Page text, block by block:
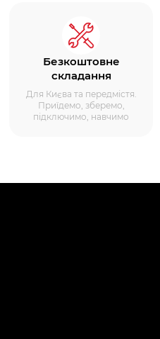
Безкоштовне
складання
Для Києва та передмістя.
Приїдемо, зберемо,
підключимо, навчимо